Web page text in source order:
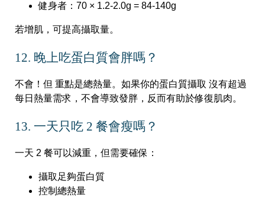
健身者：70 × 1.2-2.0g = 84-140g
若增肌，可提高攝取量。
12. 晚上吃蛋白質會胖嗎？
不會！但 重點是總熱量。如果你的蛋白質攝取 沒有超過
每日熱量需求，不會導致發胖，反而有助於修復肌肉。
13. 一天只吃 2 餐會瘦嗎？
一天 2 餐可以減重，但需要確保：
攝取足夠蛋白質
控制總熱量